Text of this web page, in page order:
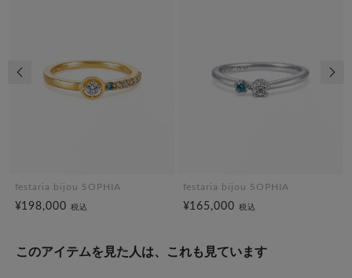
festaria bijou SOPHIA
¥198,000税込
festaria bijou SOPHIA
¥165,000税込
前の画像
このアイテムを見た人は、これも見ています